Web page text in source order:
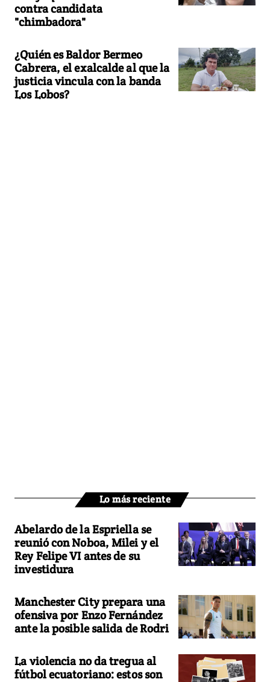
contra candidata
"chimbadora"
¿Quién es Baldor Bermeo
Cabrera, el exalcalde al que la
justicia vincula con la banda
Los Lobos?
Lo más reciente
Abelardo de la Espriella se
reunió con Noboa, Milei y el
Rey Felipe VI antes de su
investidura
Manchester City prepara una
ofensiva por Enzo Fernández
ante la posible salida de Rodri
La violencia no da tregua al
fútbol ecuatoriano: estos son